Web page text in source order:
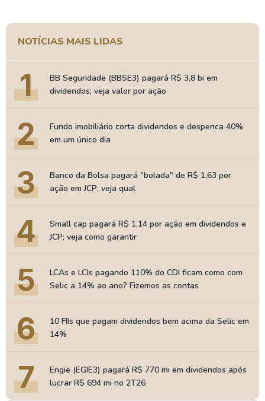
NOTÍCIAS MAIS LIDAS
1
BB Seguridade (BBSE3) pagará R$ 3,8 bi em
dividendos; veja valor por ação
2
Fundo imobiliário corta dividendos e despenca 40%
em um único dia
3
Banco da Bolsa pagará "bolada" de R$ 1,63 por
ação em JCP; veja qual
4
Small cap pagará R$ 1,14 por ação em dividendos e
JCP; veja como garantir
5
LCAs e LCIs pagando 110% do CDI ficam como com
Selic a 14% ao ano? Fizemos as contas
6
10 FIIs que pagam dividendos bem acima da Selic em
14%
7
Engie (EGIE3) pagará R$ 770 mi em dividendos após
lucrar R$ 694 mi no 2T26